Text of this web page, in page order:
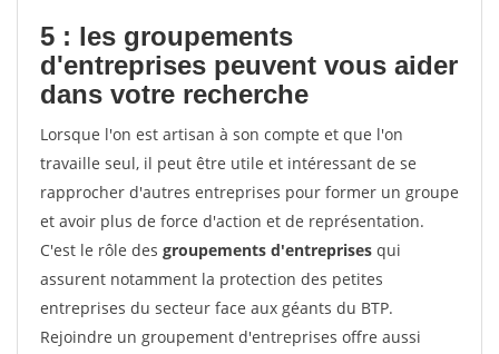
5 : les groupements
d'entreprises peuvent vous aider
dans votre recherche
Lorsque l'on est artisan à son compte et que l'on
travaille seul, il peut être utile et intéressant de se
rapprocher d'autres entreprises pour former un groupe
et avoir plus de force d'action et de représentation.
C'est le rôle des groupements d'entreprises qui
assurent notamment la protection des petites
entreprises du secteur face aux géants du BTP.
Rejoindre un groupement d'entreprises offre aussi